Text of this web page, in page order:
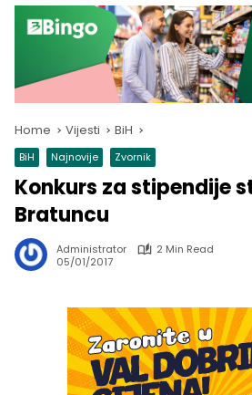
Home Vijesti BiH
BiH Najnovije Zvornik
Konkurs za stipendije
Bratuncu
Administrator
2 Min Read
05/01/2017